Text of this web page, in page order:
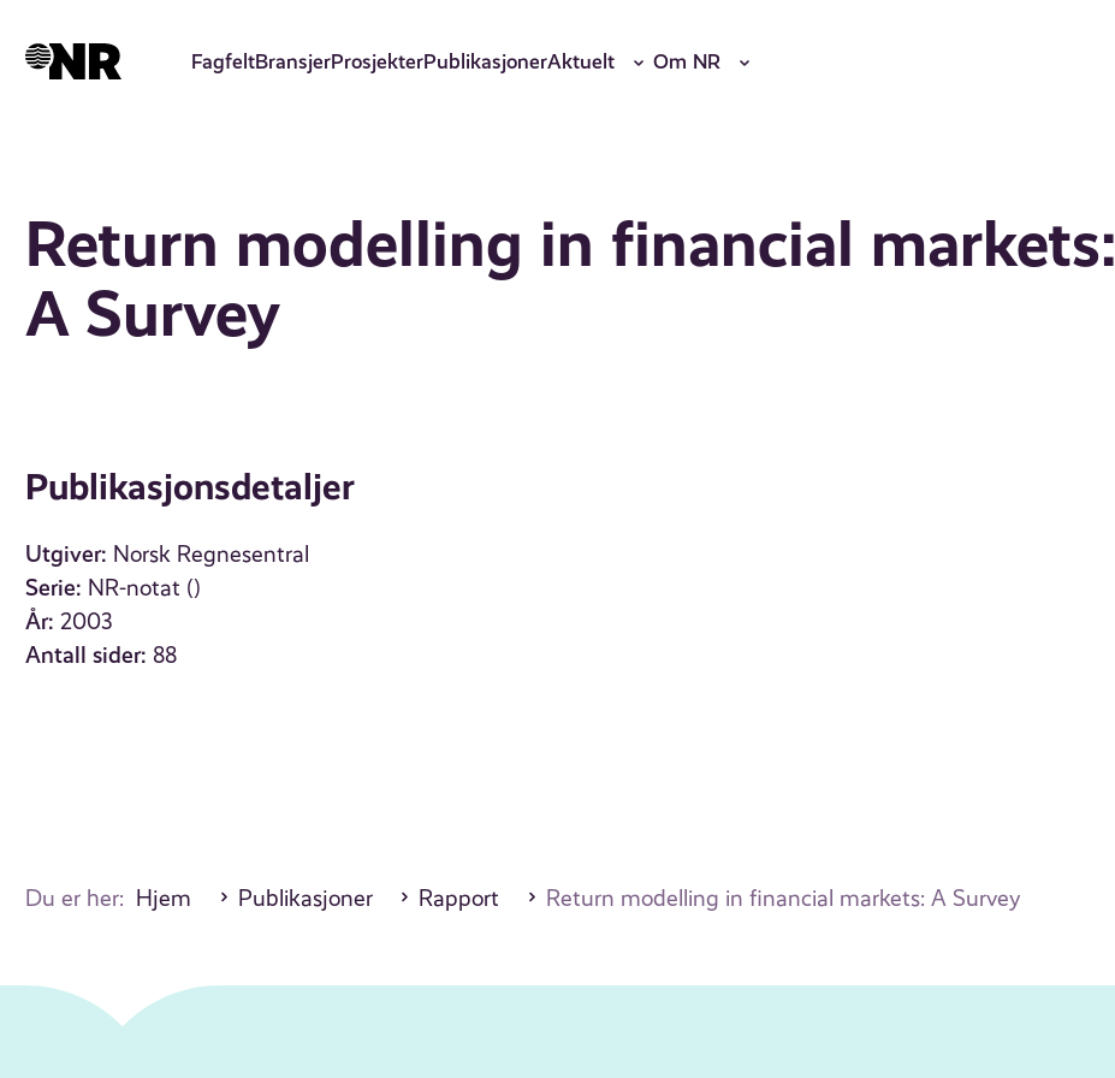
hovedinnhold
FagfeltBransjerProsjekterPublikasjonerAktuelt Om NR
Return modelling in financial markets:
A Survey
Publikasjonsdetaljer
Utgiver: Norsk Regnesentral
Serie: NR-notat ()
År: 2003
Antall sider: 88
Du er her: Hjem Publikasjoner Rapport Return modelling in financial markets: A Survey